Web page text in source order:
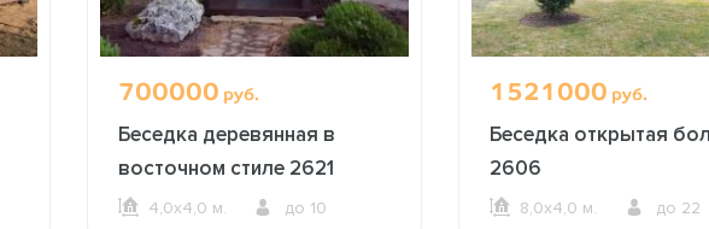
700000 руб.
Беседка деревянная в
восточном стиле 2621
4,0х4,0 м. до 10
1521000 руб.
Беседка открытая
2606
8,0х4,0 м. до 22